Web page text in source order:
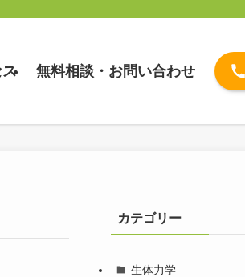
無料相談・お問い合わせ
カテゴリー
生体力学